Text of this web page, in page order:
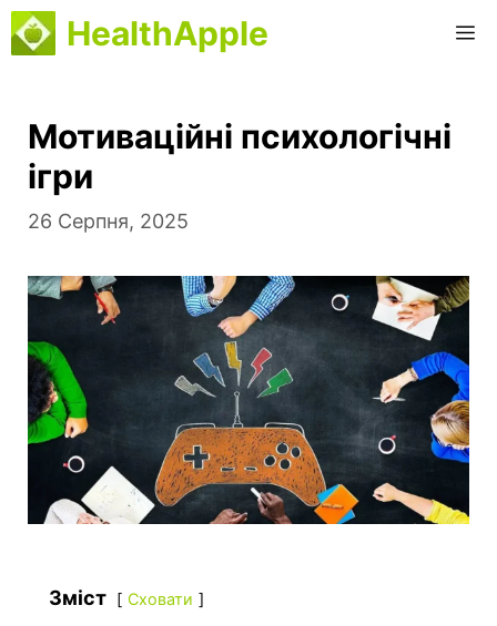
Перейти
до
HealthApple
Мотиваційні психологічні
ігри
26 Серпня, 2025
Зміст Сховати